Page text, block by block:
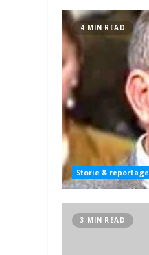
4 MIN READ
Storie & reportage
3 MIN READ